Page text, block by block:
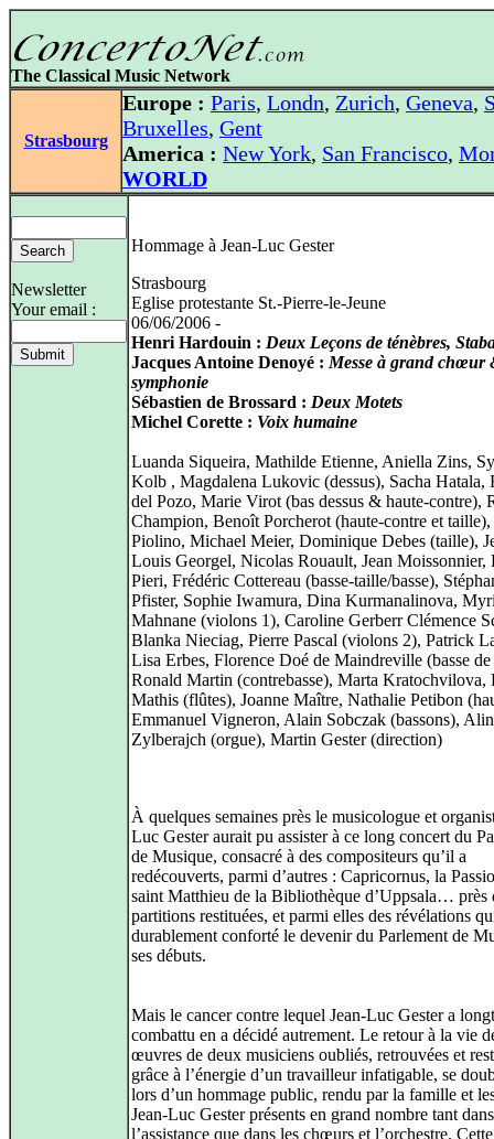
The Classical Music Network
Strasbourg
Europe : Paris, Londn, Zurich, Geneva,
Bruxelles, Gent
America : New York, San Francisco,
WORLD
Newsletter
Your email :
Hommage à Jean-Luc Gester
Strasbourg
Eglise protestante St.-Pierre-le-Jeune
06/06/2006 -
Henri Hardouin : Deux Leçons de ténèbres,
Jacques Antoine Denoyé : Messe à grand chœur
symphonie
Sébastien de Brossard : Deux Motets
Michel Corette : Voix humaine
Luanda Siqueira, Mathilde Etienne, Aniella Zins,
Kolb , Magdalena Lukovic (dessus), Sacha Hatala,
del Pozo, Marie Virot (bas dessus & haute-contre),
Champion, Benoît Porcherot (haute-contre et
Piolino, Michael Meier, Dominique Debes (taille),
Louis Georgel, Nicolas Rouault, Jean Moissonnier,
Pieri, Frédéric Cottereau (basse-taille/basse),
Pfister, Sophie Iwamura, Dina Kurmanalinova,
Mahnane (violons 1), Caroline Gerberr Clémence
Blanka Nieciag, Pierre Pascal (violons 2), Patrick
Lisa Erbes, Florence Doé de Maindreville (basse
Ronald Martin (contrebasse), Marta Kratochvilova,
Mathis (flûtes), Joanne Maître, Nathalie Petibon
Emmanuel Vigneron, Alain Sobczak (bassons),
Zylberajch (orgue), Martin Gester (direction)
À quelques semaines près le musicologue et
Luc Gester aurait pu assister à ce long concert du
de Musique, consacré à des compositeurs qu’il a
redécouverts, parmi d’autres : Capricornus, la
saint Matthieu de la Bibliothèque d’Uppsala… près
partitions restituées, et parmi elles des révélations
durablement conforté le devenir du Parlement de
ses débuts.
Mais le cancer contre lequel Jean-Luc Gester a
combattu en a décidé autrement. Le retour à la vie
œuvres de deux musiciens oubliés, retrouvées et
grâce à l’énergie d’un travailleur infatigable, se
lors d’un hommage public, rendu par la famille et
Jean-Luc Gester présents en grand nombre tant dans
l’assistance que dans les chœurs et l’orchestre.